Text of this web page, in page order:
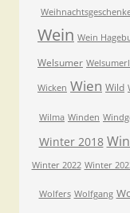
Wein Wein
Welsumer
Wicken Wien Wild
Wilma Winden
Winter 2018
Winter 2022 Winter
Wolfers Wolfgang